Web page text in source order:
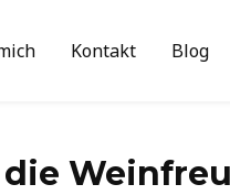
Kontakt Blog